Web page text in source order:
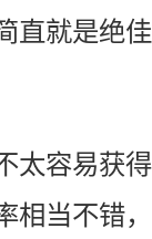
直就是绝
太容易获
相当不错